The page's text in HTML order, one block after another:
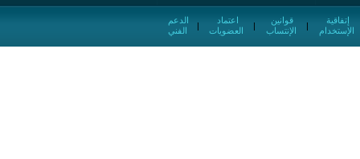
الفني
|
العضويات
|
الإنتساب
|
الإستخدام